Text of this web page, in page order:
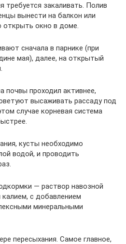
требуется закаливать. Полив
вынести на балкон или
окно в доме.
сначала в парнике (при
мая), далее, на открытый
почвы проходил активнее,
высаживать рассаду под
случае корневая система
кусты необходимо
водой, и проводить
— раствор навозной
с добавлением
минеральными
пересыхания. Самое главное,